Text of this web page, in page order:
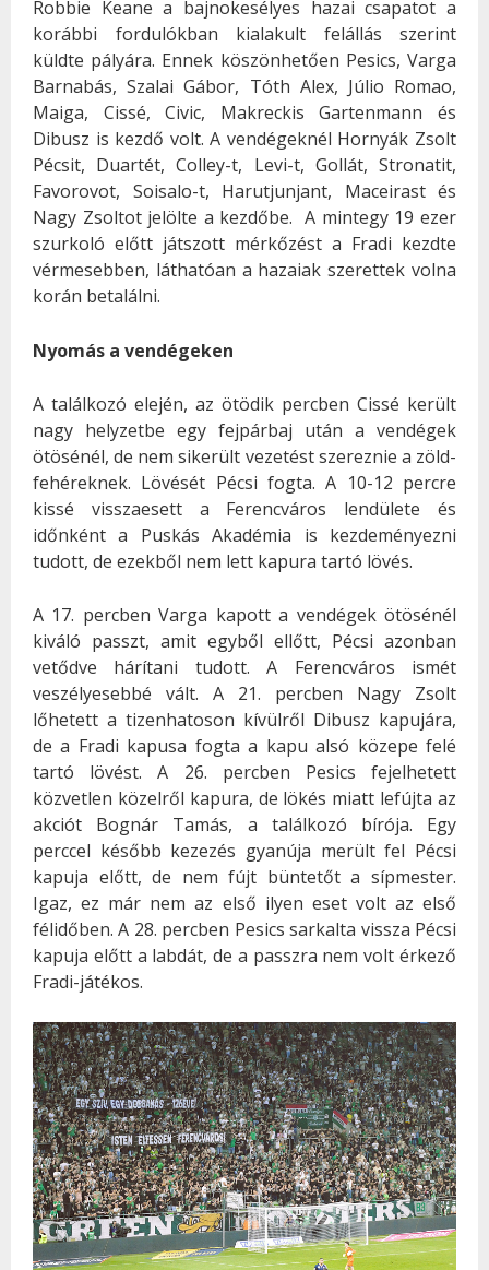
Robbie Keane a bajnokesélyes hazai csapatot a
korábbi fordulókban kialakult felállás szerint
küldte pályára. Ennek köszönhetően Pesics, Varga
Barnabás, Szalai Gábor, Tóth Alex, Júlio Romao,
Maiga, Cissé, Civic, Makreckis Gartenmann és
Dibusz is kezdő volt. A vendégeknél Hornyák Zsolt
Pécsit, Duartét, Colley-t, Levi-t, Gollát, Stronatit,
Favorovot, Soisalo-t, Harutjunjant, Maceirast és
Nagy Zsoltot jelölte a kezdőbe.A mintegy 19 ezer
szurkoló előtt játszott mérkőzést a Fradi kezdte
vérmesebben, láthatóan a hazaiak szerettek volna
korán betalálni.
Nyomás a vendégeken
A találkozó elején, az ötödik percben Cissé került
nagy helyzetbe egy fejpárbaj után a vendégek
ötösénél, de nem sikerült vezetést szereznie a zöld-
fehéreknek. Lövését Pécsi fogta. A 10-12 percre
kissé visszaesett a Ferencváros lendülete és
időnként a Puskás Akadémia is kezdeményezni
tudott, de ezekből nem lett kapura tartó lövés.
A 17. percben Varga kapott a vendégek ötösénél
kiváló passzt, amit egyből ellőtt, Pécsi azonban
vetődve hárítani tudott. A Ferencváros ismét
veszélyesebbé vált. A 21. percben Nagy Zsolt
lőhetett a tizenhatoson kívülről Dibusz kapujára,
de a Fradi kapusa fogta a kapu alsó közepe felé
tartó lövést. A 26. percben Pesics fejelhetett
közvetlen közelről kapura, de lökés miatt lefújta az
akciót Bognár Tamás, a találkozó bírója. Egy
perccel később kezezés gyanúja merült fel Pécsi
kapuja előtt, de nem fújt büntetőt a sípmester.
Igaz, ez már nem az első ilyen eset volt az első
félidőben. A 28. percben Pesics sarkalta vissza Pécsi
kapuja előtt a labdát, de a passzra nem volt érkező
Fradi-játékos.